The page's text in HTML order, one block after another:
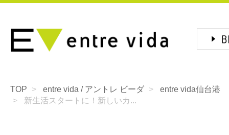
TOP entre vida / アントレ ビーダ
entre vida仙台港
新生活スタートに！新しいカ...